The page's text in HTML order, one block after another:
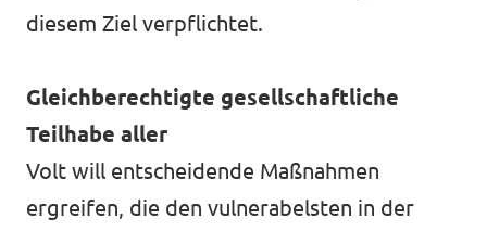
diesem Ziel verpflichtet.
Gleichberechtigte gesellschaftliche
Teilhabe aller
Volt will entscheidende Maßnahmen
ergreifen, die den vulnerabelsten in der